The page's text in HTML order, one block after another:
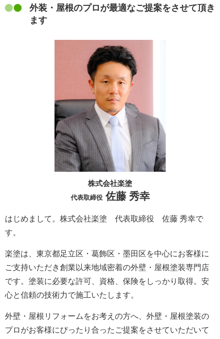
外装・屋根のプロが最適なご提案をさせて頂き
ます
株式会社楽塗
代表取締役佐藤 秀幸
はじめまして。株式会社楽塗 代表取締役 佐藤 秀幸で
す。
楽塗は、東京都足立区・葛飾区・墨田区を中心にお客様に
ご支持いただき創業以来地域密着の外壁・屋根塗装専門店
です。塗装に必要な許可、資格、保険をしっかり取得。安
心と信頼の技術力で施工いたします。
外壁・屋根リフォームをお考えの方へ、外壁・屋根塗装の
プロがお客様にぴったり合ったご提案をさせていただいて